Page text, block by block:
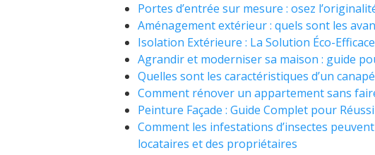
Portes d’entrée sur mesure : osez
Aménagement extérieur : quels sont les
Isolation Extérieure : La Solution Éco-
Agrandir et moderniser sa maison : guide
Quelles sont les caractéristiques d’un
Comment rénover un appartement sans
Peinture Façade : Guide Complet pour
Comment les infestations d’insectes
locataires et des propriétaires